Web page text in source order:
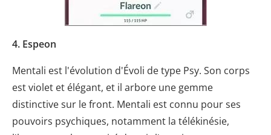
4. Espeon
Mentali est l'évolution d'Évoli de type Psy. Son corps
est violet et élégant, et il arbore une gemme
distinctive sur le front. Mentali est connu pour ses
pouvoirs psychiques, notamment la télékinésie,